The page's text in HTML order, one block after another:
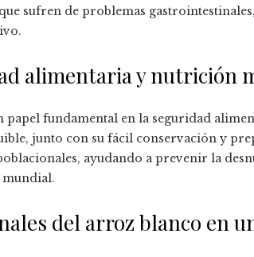
sufren de problemas
alimentaria y nutrición
papel fundamental en la seguridad
junto con su fácil conservación y
ayudando a prevenir la
del arroz blanco en